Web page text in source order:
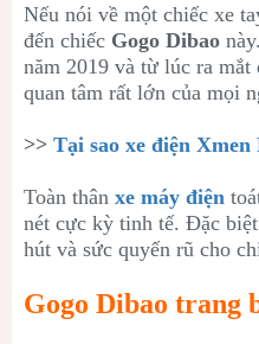
Nếu nói về một chiếc xe
đến chiếc Gogo Dibao
năm 2019 và từ lúc ra
quan tâm rất lớn của mọi
>> Tại sao xe điện
Toàn thân xe máy điện
nét cực kỳ tinh tế. Đặc
hút và sức quyến rũ cho
Gogo Dibao trang